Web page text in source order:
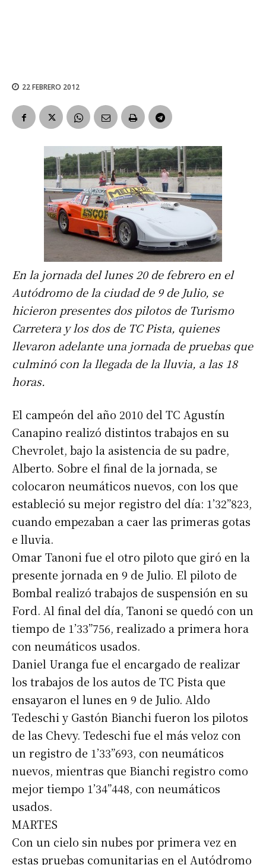
22 FEBRERO 2012
En la jornada del lunes 20 de febrero en el
Autódromo de la ciudad de 9 de Julio, se
hicieron presentes dos pilotos de Turismo
Carretera y los dos de TC Pista, quienes
llevaron adelante una jornada de pruebas que
culminó con la llegada de la lluvia, a las 18
horas.
El campeón del año 2010 del TC Agustín
Canapino realizó distintos trabajos en su
Chevrolet, bajo la asistencia de su padre,
Alberto. Sobre el final de la jornada, se
colocaron neumáticos nuevos, con los que
estableció su mejor registro del día: 1’32”823,
cuando empezaban a caer las primeras gotas
e lluvia.
Omar Tanoni fue el otro piloto que giró en la
presente jornada en 9 de Julio. El piloto de
Bombal realizó trabajos de suspensión en su
Ford. Al final del día, Tanoni se quedó con un
tiempo de 1’33”756, realizado a primera hora
con neumáticos usados.
Daniel Uranga fue el encargado de realizar
los trabajos de los autos de TC Pista que
ensayaron el lunes en 9 de Julio. Aldo
Tedeschi y Gastón Bianchi fueron los pilotos
de las Chevy. Tedeschi fue el más veloz con
un registro de 1’33”693, con neumáticos
nuevos, mientras que Bianchi registro como
mejor tiempo 1’34”448, con neumáticos
usados.
MARTES
Con un cielo sin nubes por primera vez en
estas pruebas comunitarias en el Autódromo